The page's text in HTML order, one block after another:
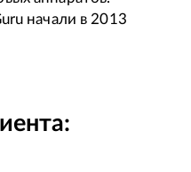
начали в 2013